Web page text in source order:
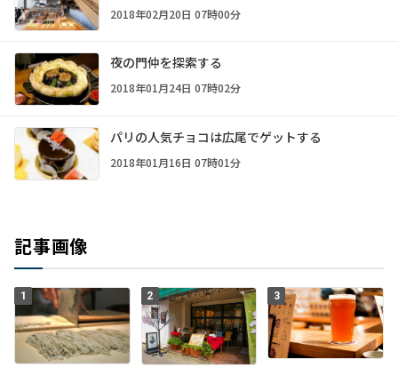
2018年02月20日 07時00分
夜の門仲を探索する
2018年01月24日 07時02分
パリの人気チョコは広尾でゲットする
2018年01月16日 07時01分
記事画像
1 2 3